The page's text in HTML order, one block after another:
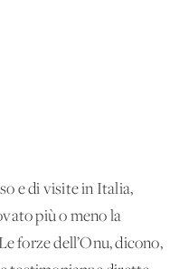
e di visite in Italia,
più o meno la
forze dell’Onu, dicono,